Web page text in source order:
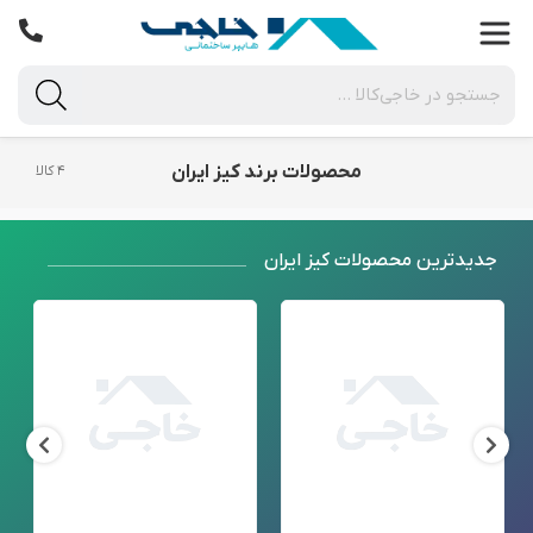
محصولات برند کیز ایران ۴ کالا
جدید‌ترین محصولات کیز ایران